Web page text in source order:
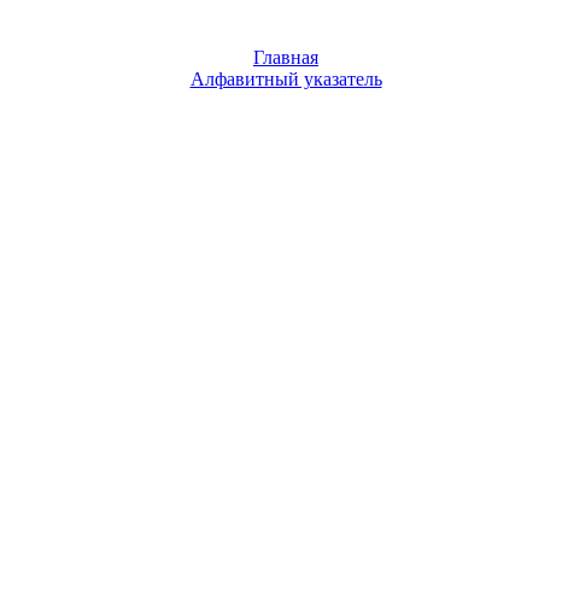
Главная
Алфавитный указатель